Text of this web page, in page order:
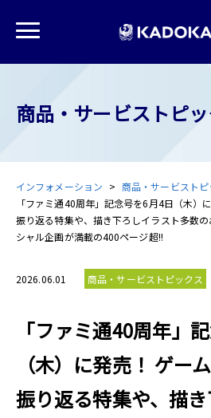
商品・サービストピ
インフォメーション
商品・サービストピ
「ファミ通40周年」記念号を6月4日（木）
振り返る特集や、描き下ろしイラスト多数
シャル企画が満載の400ページ超!!
2026.06.01 商品・サービストピックス
「ファミ通40周年」
（木）に発売！ ゲー
振り返る特集や、描